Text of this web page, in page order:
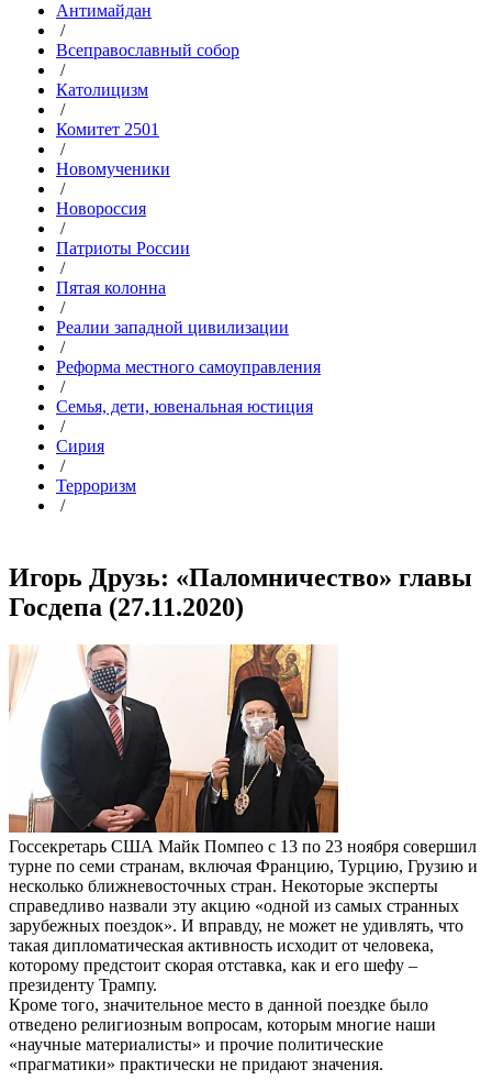
Антимайдан
/
Всеправославный собор
/
Католицизм
/
Комитет 2501
/
Новомученики
/
Новороссия
/
Патриоты России
/
Пятая колонна
/
Реалии западной цивилизации
/
Реформа местного самоуправления
/
Семья, дети, ювенальная юстиция
/
Сирия
/
Терроризм
/
Игорь Друзь: «Паломничество» главы
Госдепа (27.11.2020)
Госсекретарь США Майк Помпео с 13 по 23 ноября совершил
турне по семи странам, включая Францию, Турцию, Грузию и
несколько ближневосточных стран. Некоторые эксперты
справедливо назвали эту акцию «одной из самых странных
зарубежных поездок». И вправду, не может не удивлять, что
такая дипломатическая активность исходит от человека,
которому предстоит скорая отставка, как и его шефу –
президенту Трампу.
Кроме того, значительное место в данной поездке было
отведено религиозным вопросам, которым многие наши
«научные материалисты» и прочие политические
«прагматики» практически не придают значения.